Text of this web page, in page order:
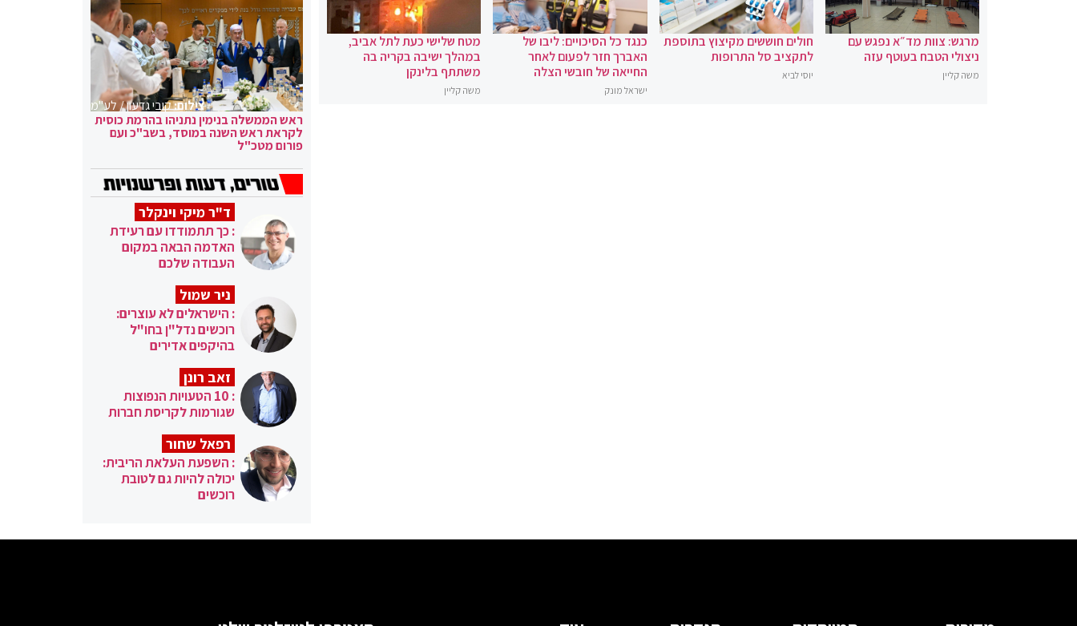
מרגש: צוות מד״א נפגש עם
ניצולי הטבח בעוטף עזה
משה קליין
חולים חוששים מקיצוץ בתוספת
לתקציב סל התרופות
יוסי לביא
כנגד כל הסיכויים: ליבו של
האברך חזר לפעום לאחר
החייאה של חובשי הצלה
ישראל מונק
מטח שלישי כעת לתל אביב,
במהלך ישיבה בקריה בה
משתתף בלינקן
משה קליין
צילום:קובי גדעון / לע"מ
ראש הממשלה בנימין נתניהו בהרמת כוסית
לקראת ראש השנה במוסד, בשב"כ ועם
פורום מטכ"ל
ד"ר מיקי וינקלר
: כך תתמודדו עם רעידת
האדמה הבאה במקום
העבודה שלכם
ניר שמול
: הישראלים לא עוצרים:
רוכשים נדל"ן בחו"ל
בהיקפים אדירים
זאב רונן
: 10 הטעויות הנפוצות
שגורמות לקריסת חברות
רפאל שחור
: השפעת העלאת הריבית:
יכולה להיות גם לטובת
רוכשים